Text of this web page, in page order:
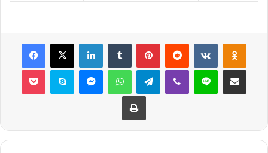
Facebook
X LinkedInTumblr PinterestReddit VKontakte
Pocket Skype MessengerWhatsAppTelegramViber Line E-Posta ile
Yazdır